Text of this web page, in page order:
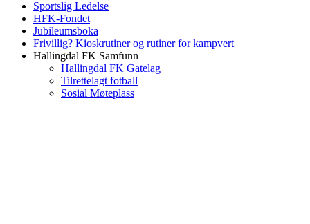
Sportslig Ledelse
HFK-Fondet
Jubileumsboka
Frivillig? Kioskrutiner og rutiner for kampvert
Hallingdal FK Samfunn
Hallingdal FK Gatelag
Tilrettelagt fotball
Sosial Møteplass